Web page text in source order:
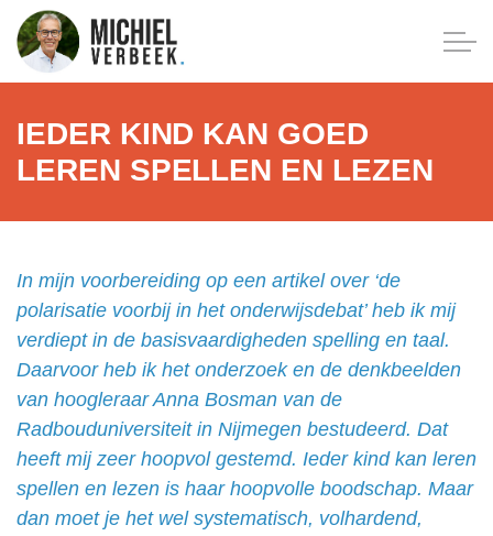
IEDER KIND KAN GOED
LEREN SPELLEN EN LEZEN
In mijn voorbereiding op een artikel over ‘de
polarisatie voorbij in het onderwijsdebat’ heb ik mij
verdiept in de basisvaardigheden spelling en taal.
Daarvoor heb ik het onderzoek en de denkbeelden
van hoogleraar Anna Bosman van de
Radbouduniversiteit in Nijmegen bestudeerd. Dat
heeft mij zeer hoopvol gestemd. Ieder kind kan leren
spellen en lezen is haar hoopvolle boodschap. Maar
dan moet je het wel systematisch, volhardend,